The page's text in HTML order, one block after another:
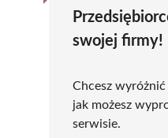
swojej firmy!
Chcesz
jak możesz
serwisie.